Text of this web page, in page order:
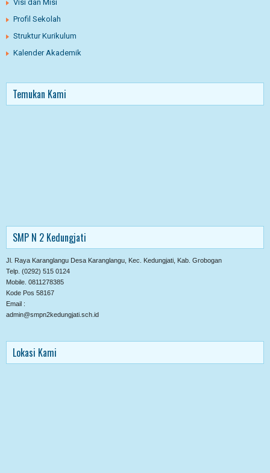
Visi dan Misi
Profil Sekolah
Struktur Kurikulum
Kalender Akademik
Temukan Kami
SMP N 2 Kedungjati
Jl. Raya Karanglangu Desa Karanglangu, Kec. Kedungjati, Kab. Grobogan
Telp. (0292) 515 0124
Mobile. 0811278385
Kode Pos 58167
Email :
admin@smpn2kedungjati.sch.id
Lokasi Kami